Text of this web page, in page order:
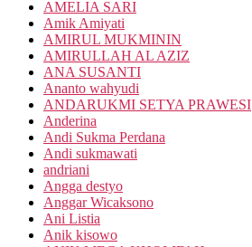
AMELIA SARI
Amik Amiyati
AMIRUL MUKMININ
AMIRULLAH AL AZIZ
ANA SUSANTI
Ananto wahyudi
ANDARUKMI SETYA PRAWESI
Anderina
Andi Sukma Perdana
Andi sukmawati
andriani
Angga destyo
Anggar Wicaksono
Ani Listia
Anik kisowo